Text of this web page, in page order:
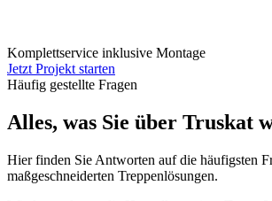
Komplettservice inklusive Montage
Jetzt Projekt starten
Häufig gestellte Fragen
Alles, was Sie über Truskat
Hier finden Sie Antworten auf die häufigsten
maßgeschneiderten Treppenlösungen.